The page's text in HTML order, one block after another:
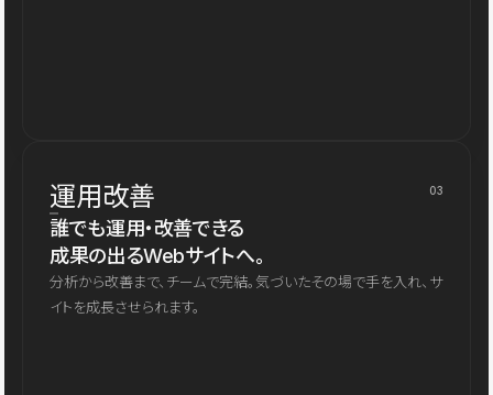
運用改善 03
誰でも運用・改善できる
成果の出るWebサイトへ。
分析から改善まで、チームで完結。気づいたその場で手を入れ、サ
イトを成長させられます。